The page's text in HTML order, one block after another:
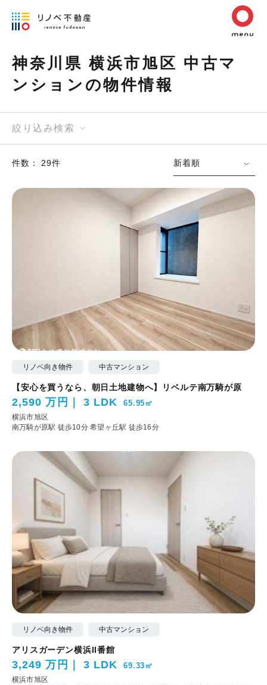
神奈川県 横浜市旭区 中古マ
ンションの物件情報
絞り込み検索
件数： 29件 新着順
リノベ向き物件 中古マンション
【安心を買うなら、朝日土地建物へ】リベルテ南万騎が原
2,590 万円 3 LDK 65.95㎡
横浜市旭区
南万騎が原駅 徒歩10分希望ヶ丘駅 徒歩16分
リノベ向き物件 中古マンション
アリスガーデン横浜II番館
3,249 万円 3 LDK 69.33㎡
横浜市旭区